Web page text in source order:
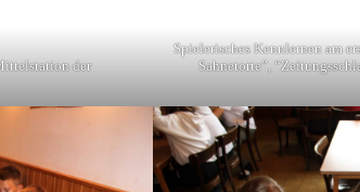
der
Spielerisches Kennlernen am
Sahnetorte”,